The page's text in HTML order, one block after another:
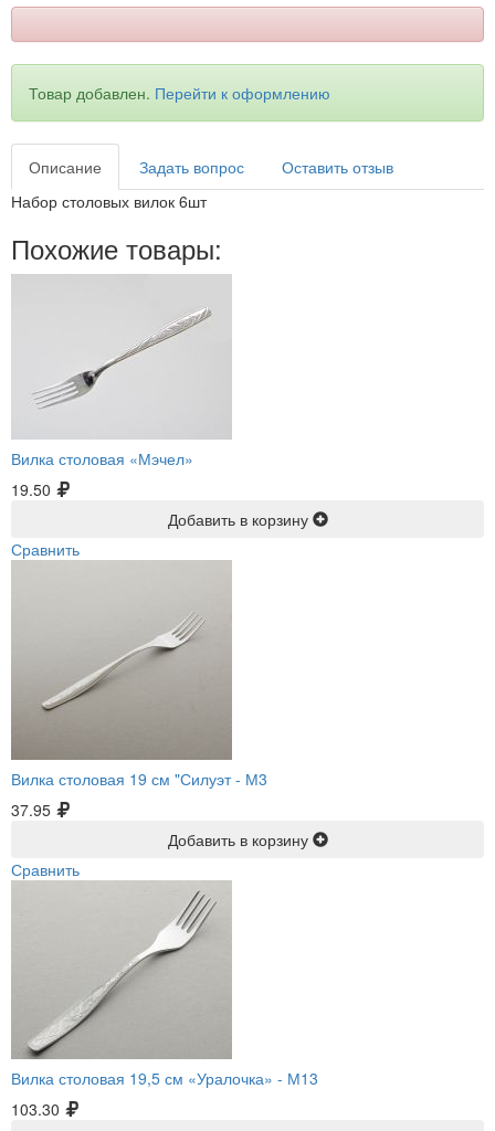
Товар добавлен. Перейти к оформлению
Описание Задать вопрос
Оставить отзыв
Набор столовых вилок 6шт
Похожие товары:
Вилка столовая «Мэчел»
19.50
Добавить в корзину
Сравнить
Вилка столовая 19 см "Силуэт - М3
37.95
Добавить в корзину
Сравнить
Вилка столовая 19,5 см «Уралочка» - М13
103.30